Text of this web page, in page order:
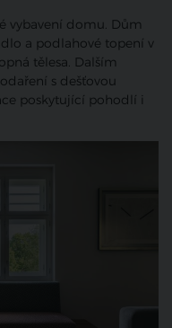
vybavení domu. Dům
a podlahové topení v
tělesa. Dalším
s dešťovou
poskytující pohodlí i